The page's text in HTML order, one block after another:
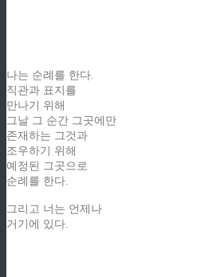
나는 순례를 한다.
직관과 표지를
만나기 위해
그날 그 순간 그곳에만
존재하는 그것과
조우하기 위해
예정된 그곳으로
순례를 한다.
그리고 너는 언제나
거기에 있다.